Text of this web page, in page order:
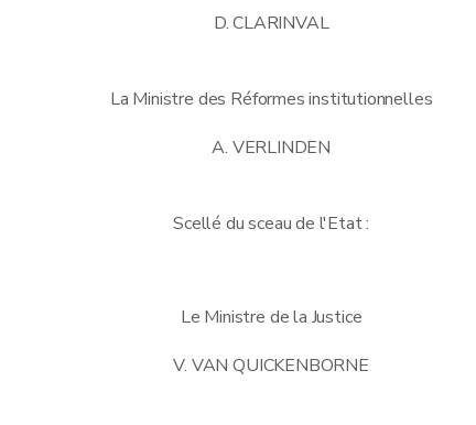
D. CLARINVAL
La Ministre des Réformes institutionnelles
A. VERLINDEN
Scellé du sceau de l'Etat :
Le Ministre de la Justice
V. VAN QUICKENBORNE